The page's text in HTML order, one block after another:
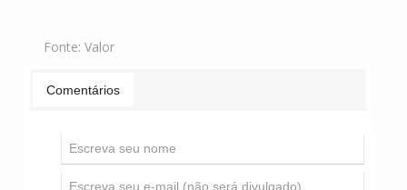
Fonte: Valor
Comentários